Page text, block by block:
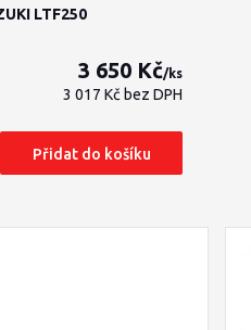
LTF250
3 650 Kč/ks
3 017 Kč bez DPH
Přidat do košíku